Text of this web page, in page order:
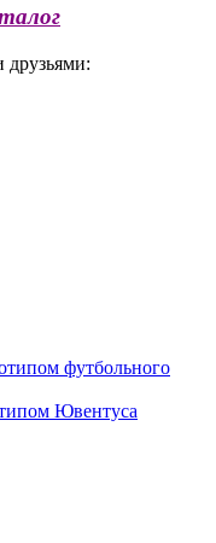
друзьями:
футбольного
Ювентуса